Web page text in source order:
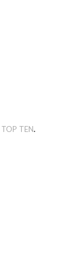
TOP TEN.